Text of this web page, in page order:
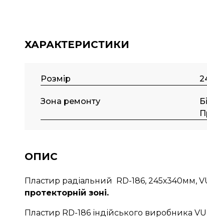
ХАРАКТЕРИСТИКИ
Розмір
Зона ремонту
ОПИС
Пластир радіальний RD-186, 245х340мм,
протекторній зоні.
Пластир RD-186 індійського виробника